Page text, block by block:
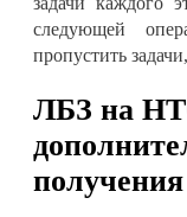
следующей
пропустить
ЛБЗ на